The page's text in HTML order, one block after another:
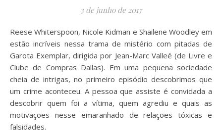
3 de junho de 2017
Reese Whiterspoon, Nicole Kidman e Shailene Woodley em
estão incríveis nessa trama de mistério com pitadas de
Garota Exemplar, dirigida por Jean-Marc Valleé (de Livre e
Clube de Compras Dallas). Em uma pequena sociedade
cheia de intrigas, no primeiro episódio descobrimos que
um crime aconteceu. A pessoa que assiste é convidada a
descobrir quem foi a vítima, quem agrediu e quais as
motivações nesse emaranhado de relações tóxicas e
falsidades.